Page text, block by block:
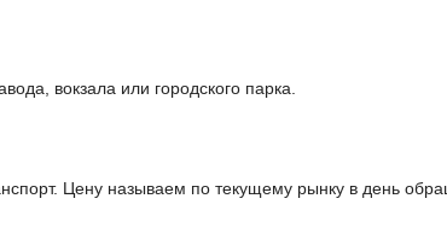
вокзала или городского парка.
Цену называем по текущему рынку в день